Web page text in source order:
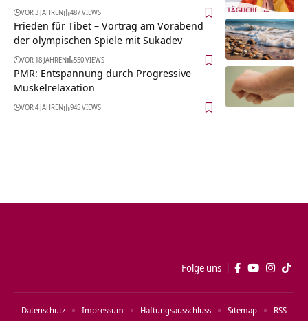
VOR 3 JAHREN 487 VIEWS
Frieden für Tibet – Vortrag am Vorabend
der olympischen Spiele mit Sukadev
VOR 18 JAHREN 550 VIEWS
PMR: Entspannung durch Progressive
Muskelrelaxation
VOR 4 JAHREN 945 VIEWS
Folge uns
Datenschutz Impressum Haftungsausschluss Sitemap RSS